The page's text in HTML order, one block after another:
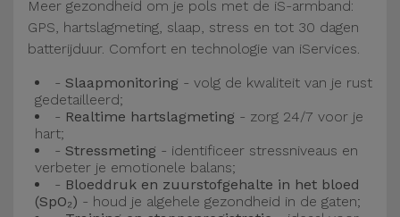
Computer
iPad en
Tablet
Accessoires
Kids
Meer gezondheid om je pols met de iS-armband:
GPS, hartslagmeting, slaap, stress en tot 30 dagen
batterijduur. Comfort en technologie van iServices.
- Slaapmonitoring - volg de kwaliteit van je rust
gedetailleerd;
- Realtime hartslagmeting - zorg 24/7 voor je
hart;
- Stressmeting - identificeer stressniveaus en
verbeter je emotionele balans;
- Bloeddruk en zuurstofgehalte in het bloed
(SpO₂) - houd je algehele gezondheid in de gaten;